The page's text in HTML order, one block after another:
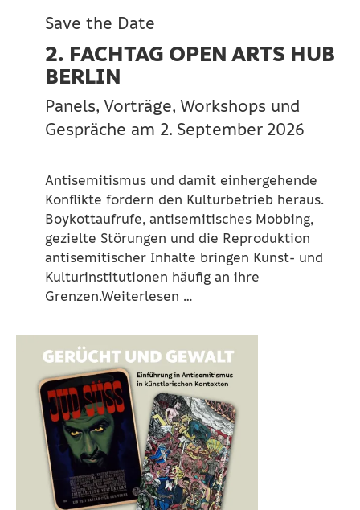
Save the Date
2. FACHTAG OPEN ARTS HUB
BERLIN
Panels, Vorträge, Workshops und
Gespräche am 2. September 2026
Antisemitismus und damit einhergehende
Konflikte fordern den Kulturbetrieb heraus.
Boykottaufrufe, antisemitisches Mobbing,
gezielte Störungen und die Reproduktion
antisemitischer Inhalte bringen Kunst- und
Kulturinstitutionen häufig an ihre
Grenzen.Weiterlesen …